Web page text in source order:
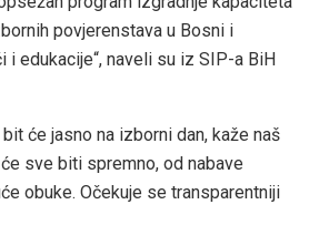
povjerenstava u Bosni i
i edukacije“, naveli su iz SIP-a BiH
će jasno na izborni dan, kaže naš
sve biti spremno, od nabave
obuke. Očekuje se transparentniji